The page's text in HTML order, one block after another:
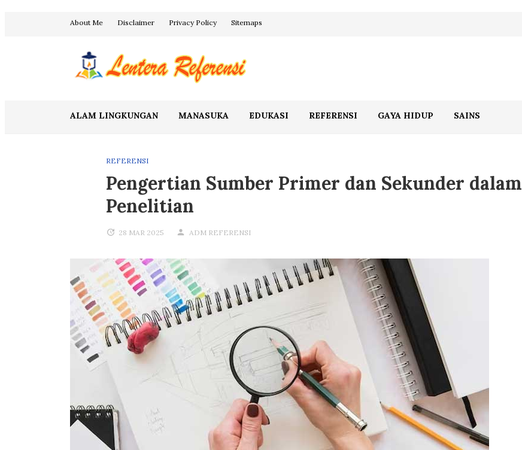
About Me Disclaimer Privacy Policy Sitemaps
ALAM LINGKUNGAN MANASUKA EDUKASI REFERENSI GAYA HIDUP SAINS
REFERENSI
Pengertian Sumber Primer dan Sekunder dalam
Penelitian
28 MAR 2025 ADM REFERENSI